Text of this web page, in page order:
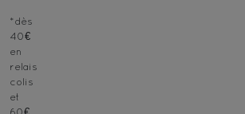
*dès
40€
en
relais
colis
et